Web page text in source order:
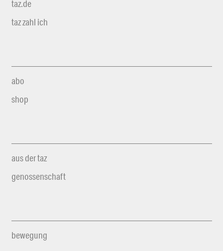
taz.de
taz zahl ich
abo
shop
aus der taz
genossenschaft
bewegung